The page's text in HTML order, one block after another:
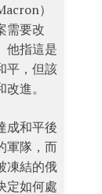
）
需要改
他指這是
平，但該
進。
成和平後
軍隊，而
凍結的俄
定如何處